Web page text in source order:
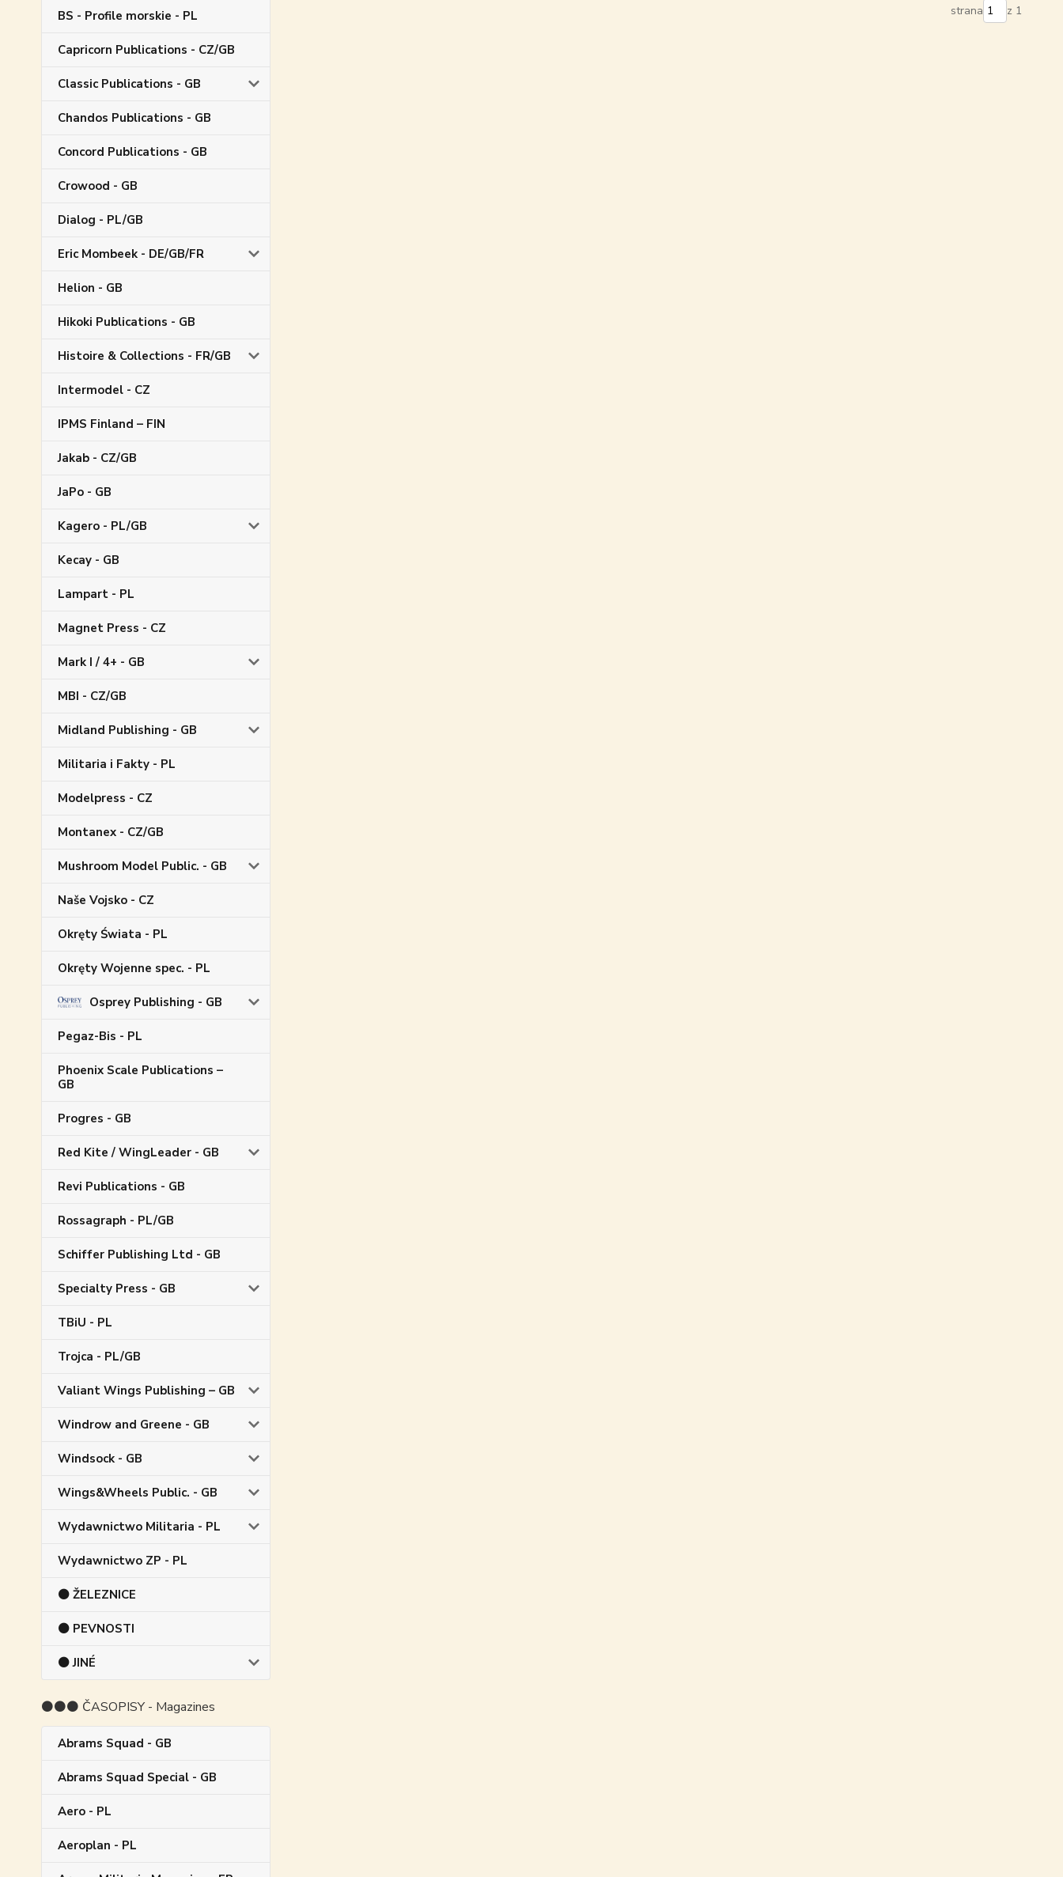
BS - Profile morskie - PL
Capricorn Publications - CZ/GB
Classic Publications - GB
Chandos Publications - GB
Concord Publications - GB
Crowood - GB
Dialog - PL/GB
Eric Mombeek - DE/GB/FR
Helion - GB
Hikoki Publications - GB
Histoire & Collections - FR/GB
Intermodel - CZ
IPMS Finland – FIN
Jakab - CZ/GB
JaPo - GB
Kagero - PL/GB
Kecay - GB
Lampart - PL
Magnet Press - CZ
Mark I / 4+ - GB
MBI - CZ/GB
Midland Publishing - GB
Militaria i Fakty - PL
Modelpress - CZ
Montanex - CZ/GB
Mushroom Model Public. - GB
Naše Vojsko - CZ
Okręty Świata - PL
Okręty Wojenne spec. - PL
Osprey Publishing - GB
Pegaz-Bis - PL
Phoenix Scale Publications –
GB
Progres - GB
Red Kite / WingLeader - GB
Revi Publications - GB
Rossagraph - PL/GB
Schiffer Publishing Ltd - GB
Specialty Press - GB
TBiU - PL
Trojca - PL/GB
Valiant Wings Publishing – GB
Windrow and Greene - GB
Windsock - GB
Wings&Wheels Public. - GB
Wydawnictwo Militaria - PL
Wydawnictwo ZP - PL
⚫ ŽELEZNICE
⚫ PEVNOSTI
⚫ JINÉ
⚫⚫⚫ ČASOPISY - Magazines
Abrams Squad - GB
Abrams Squad Special - GB
Aero - PL
Aeroplan - PL
strana z 1